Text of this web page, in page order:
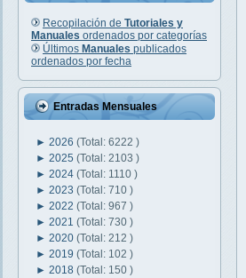
Recopilación de Tutoriales y
Manuales ordenados por categorías
Últimos Manuales publicados
ordenados por fecha
Entradas Mensuales
► 2026 (Total: 6222 )
► 2025 (Total: 2103 )
► 2024 (Total: 1110 )
► 2023 (Total: 710 )
► 2022 (Total: 967 )
► 2021 (Total: 730 )
► 2020 (Total: 212 )
► 2019 (Total: 102 )
► 2018 (Total: 150 )